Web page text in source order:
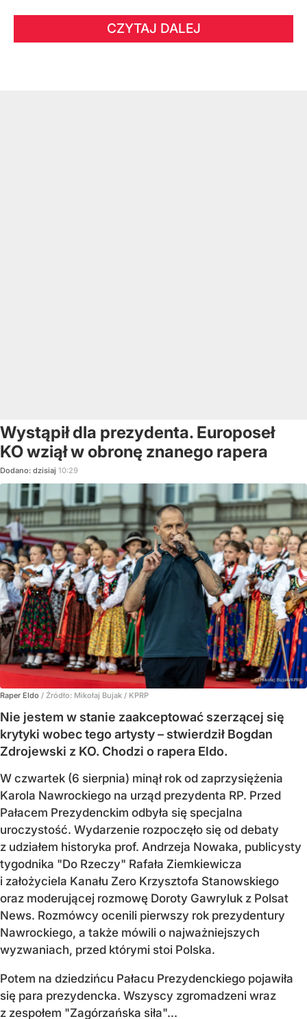
CZYTAJ DALEJ
Wystąpił dla prezydenta. Europoseł
KO wziął w obronę znanego rapera
Dodano: dzisiaj 10:29
Raper Eldo / Źródło: Mikołaj Bujak / KPRP
Nie jestem w stanie zaakceptować szerzącej się
krytyki wobec tego artysty – stwierdził Bogdan
Zdrojewski z KO. Chodzi o rapera Eldo.
W czwartek (6 sierpnia) minął rok od zaprzysiężenia
Karola Nawrockiego na urząd prezydenta RP. Przed
Pałacem Prezydenckim odbyła się specjalna
uroczystość. Wydarzenie rozpoczęło się od debaty
z udziałem historyka prof. Andrzeja Nowaka, publicysty
tygodnika "Do Rzeczy" Rafała Ziemkiewicza
i założyciela Kanału Zero Krzysztofa Stanowskiego
oraz moderującej rozmowę Doroty Gawryluk z Polsat
News. Rozmówcy ocenili pierwszy rok prezydentury
Nawrockiego, a także mówili o najważniejszych
wyzwaniach, przed którymi stoi Polska.
Potem na dziedzińcu Pałacu Prezydenckiego pojawiła
się para prezydencka. Wszyscy zgromadzeni wraz
z zespołem "Zagórzańska siła"...